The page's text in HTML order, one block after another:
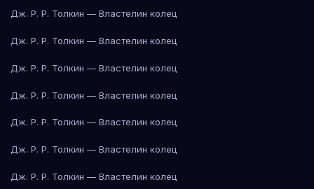
Дж. Р. Р. Толкин — Властелин колец
Дж. Р. Р. Толкин — Властелин колец
Дж. Р. Р. Толкин — Властелин колец
Дж. Р. Р. Толкин — Властелин колец
Дж. Р. Р. Толкин — Властелин колец
Дж. Р. Р. Толкин — Властелин колец
Дж. Р. Р. Толкин — Властелин колец